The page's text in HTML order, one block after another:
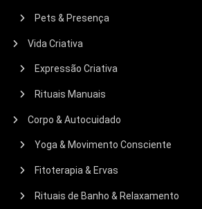
Pets & Presença
Vida Criativa
Expressão Criativa
Rituais Manuais
Corpo & Autocuidado
Yoga & Movimento Consciente
Fitoterapia & Ervas
Rituais de Banho & Relaxamento